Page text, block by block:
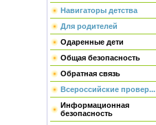
Навигаторы детства
Для родителей
Одаренные дети
Общая безопасность
Обратная связь
Всероссийские провер...
Информационная
безопасность